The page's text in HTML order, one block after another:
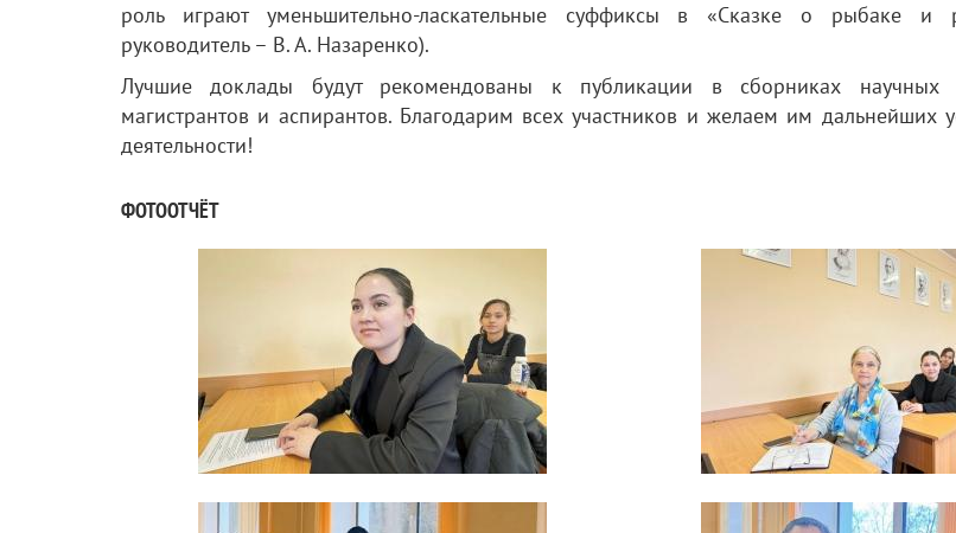
роль играют уменьшительно-ласкательные суффиксы в «Сказке о рыбаке и
руководитель – В. А. Назаренко).
Лучшие доклады будут рекомендованы к публикации в сборниках научных
магистрантов и аспирантов. Благодарим всех участников и желаем им дальнейших
деятельности!
ФОТООТЧЁТ